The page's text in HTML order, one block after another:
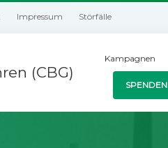
Impressum Störfälle
(CBG)
Kampagnen
SPENDEN